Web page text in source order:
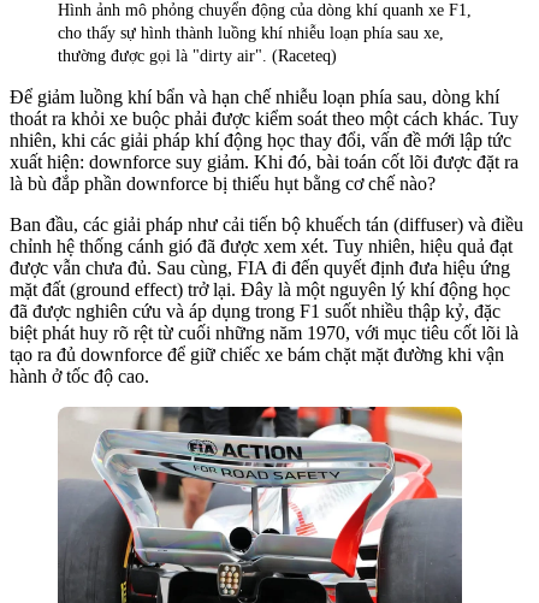
Hình ảnh mô phỏng chuyển động của dòng khí quanh xe F1,
cho thấy sự hình thành luồng khí nhiễu loạn phía sau xe,
thường được gọi là "dirty air". (Raceteq)
Để giảm luồng khí bẩn và hạn chế nhiễu loạn phía sau, dòng khí
thoát ra khỏi xe buộc phải được kiểm soát theo một cách khác. Tuy
nhiên, khi các giải pháp khí động học thay đổi, vấn đề mới lập tức
xuất hiện: downforce suy giảm. Khi đó, bài toán cốt lõi được đặt ra
là bù đắp phần downforce bị thiếu hụt bằng cơ chế nào?
Ban đầu, các giải pháp như cải tiến bộ khuếch tán (diffuser) và điều
chỉnh hệ thống cánh gió đã được xem xét. Tuy nhiên, hiệu quả đạt
được vẫn chưa đủ. Sau cùng, FIA đi đến quyết định đưa hiệu ứng
mặt đất (ground effect) trở lại. Đây là một nguyên lý khí động học
đã được nghiên cứu và áp dụng trong F1 suốt nhiều thập kỷ, đặc
biệt phát huy rõ rệt từ cuối những năm 1970, với mục tiêu cốt lõi là
tạo ra đủ downforce để giữ chiếc xe bám chặt mặt đường khi vận
hành ở tốc độ cao.